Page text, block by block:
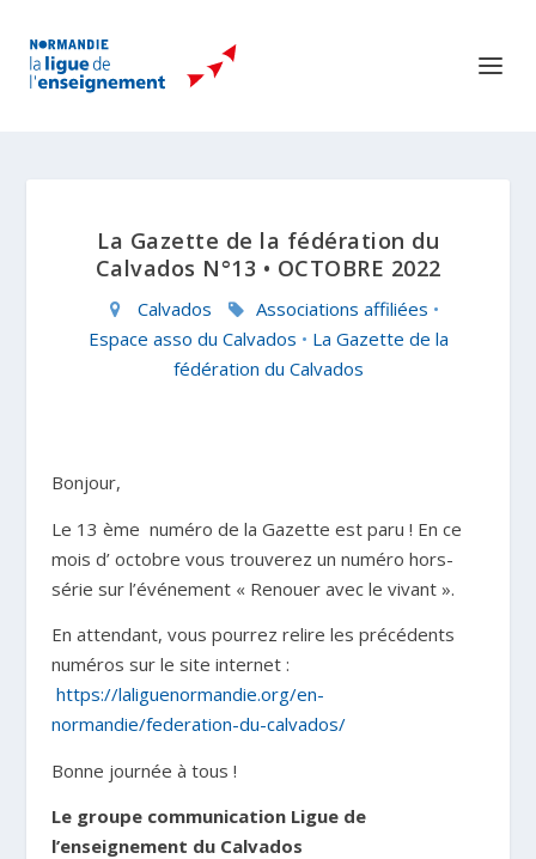
La Gazette de la fédération du
Calvados N°13 • OCTOBRE 2022
Calvados Associations affiliées •
Espace asso du Calvados • La Gazette de la
fédération du Calvados
Bonjour,
Le 13 ème numéro de la Gazette est paru ! En ce
mois d’ octobre vous trouverez un numéro hors-
série sur l’événement « Renouer avec le vivant ».
En attendant, vous pourrez relire les précédents
numéros sur le site internet :
https://laliguenormandie.org/en-
normandie/federation-du-calvados/
Bonne journée à tous !
Le groupe communication Ligue de
l’enseignement du Calvados